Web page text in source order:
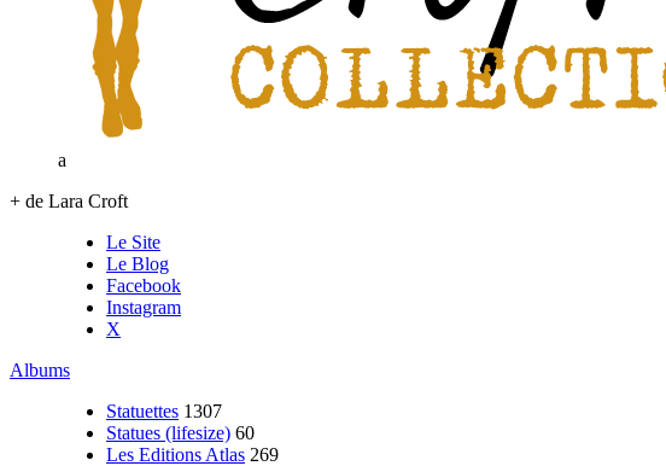
a
+ de Lara Croft
Le Site
Le Blog
Facebook
Instagram
X
Albums
Statuettes 1307
Statues (lifesize) 60
Les Editions Atlas 269